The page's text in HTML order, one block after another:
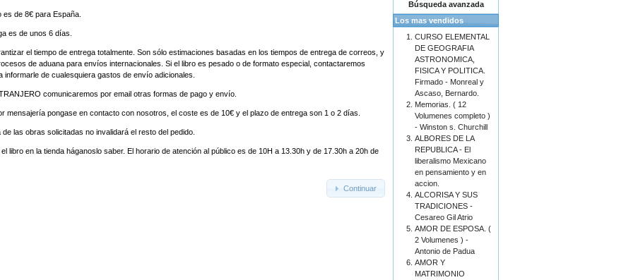
es de 8€ para España.
es de unos 6 días.
el tiempo de entrega totalmente. Son sólo estimaciones basadas en los tiempos de entrega de correos, y
de aduana para envíos internacionales. Si el libro es pesado o de formato especial, contactaremos
informarle de cualesquiera gastos de envío adicionales.
comunicaremos por email otras formas de pago y envío.
mensajería pongase en contacto con nosotros, el coste es de 10€ y el plazo de entrega son 1 o 2 días.
de las obras solicitadas no invalidará el resto del pedido.
libro en la tienda háganoslo saber. El horario de atención al público es de 10H a 13.30h y de 17.30h a 20h de
Continuar
Búsqueda avanzada
Los mas vendidos
CURSO ELEMENTAL
DE GEOGRAFIA
ASTRONOMICA,
FISICA Y POLITICA.
Firmado - Monreal y
Ascaso, Bernardo.
Memorias. ( 12
Volumenes completo )
- Winston s. Churchill
ALBORES DE LA
REPUBLICA - El
liberalismo Mexicano
en pensamiento y en
accion.
ALCORISA Y SUS
TRADICIONES -
Cesareo Gil Atrio
AMOR DE ESPOSA. (
2 Volumenes ) -
Antonio de Padua
AMOR Y
MATRIMONIO